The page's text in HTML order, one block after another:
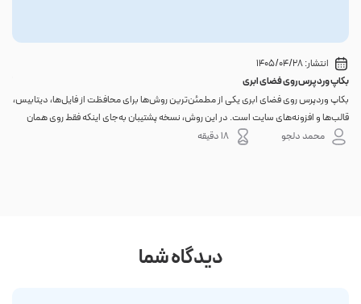
انتشار:1405/04/28
بکاپ وردپرس روی فضای ابری
بکاپ وردپرس روی فضای ابری یکی از مطمئن‌ترین روش‌ها برای محافظت از فایل‌ها، دیتابیس،
قالب‌ها و افزونه‌های سایت است. در این روش، نسخه پشتیبان به‌جای اینکه فقط روی همان
هاست اصلی باقی بماند، به یک فضای جداگانه منتقل می‌شود؛ بنابراین خرابی سرور، هک
محمد دلجو 18 دقیقه
دیدگاه شما